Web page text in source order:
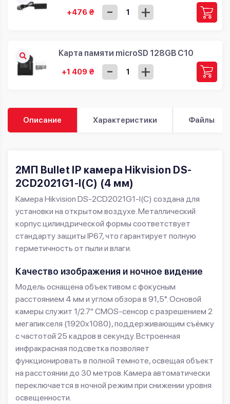
+476 ₴ - +
Карта памяти microSD 128GB C10
+1 409 ₴ - +
Описание Характеристики Файлы
2МП Bullet IP камера Hikvision DS-
2CD2021G1-I(C) (4 мм)
Камера Hikvision DS-2CD2021G1-I(C) создана для
установки на открытом воздухе. Металлический
корпус цилиндрической формы соответствует
стандарту защиты IP67, что гарантирует полную
герметичность от пыли и влаги.
Качество изображения и ночное видение
Модель оснащена объективом с фокусным
расстоянием 4 мм и углом обзора в 91,5°. Основой
камеры служит 1/2.7" CMOS-сенсор с разрешением 2
мегапикселя (1920x1080), поддерживающим съёмку
с частотой 25 кадров в секунду. Встроенная
инфракрасная подсветка позволяет
функционировать в полной темноте, освещая объект
на расстоянии до 30 метров. Камера автоматически
переключается в ночной режим при снижении уровня
освещенности.